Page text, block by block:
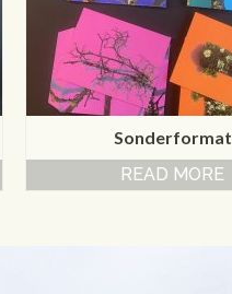
Sonderformat
READ MORE